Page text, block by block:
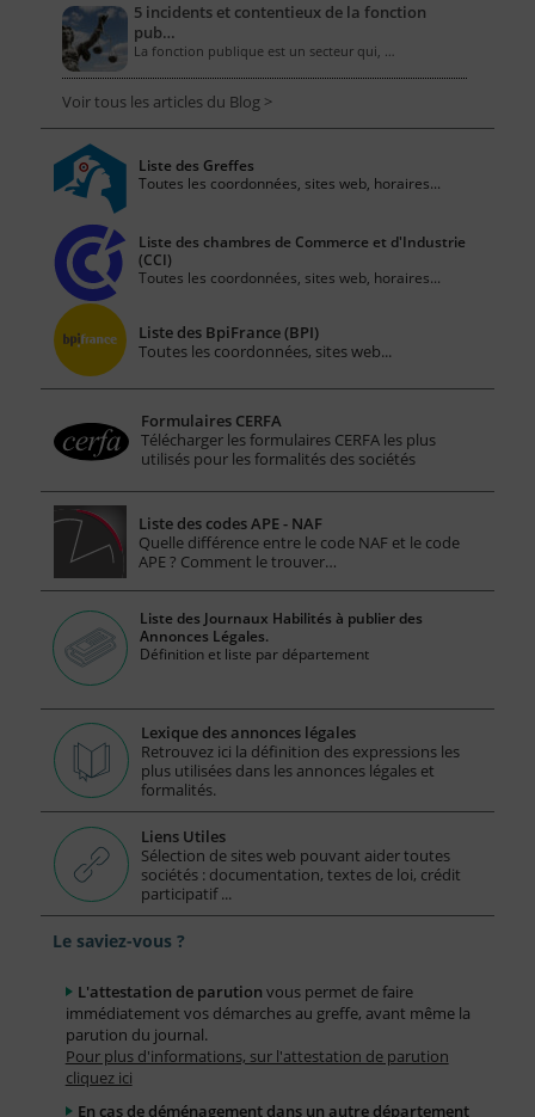
5 incidents et contentieux de la fonction
pub…
La fonction publique est un secteur qui, …
Voir tous les articles du Blog >
Liste des Greffes
Toutes les coordonnées, sites web, horaires...
Liste des chambres de Commerce et d'Industrie
(CCI)
Toutes les coordonnées, sites web, horaires...
Liste des BpiFrance (BPI)
Toutes les coordonnées, sites web...
Formulaires CERFA
Télécharger les formulaires CERFA les plus
utilisés pour les formalités des sociétés
Liste des codes APE - NAF
Quelle différence entre le code NAF et le code
APE ? Comment le trouver…
Liste des Journaux Habilités à publier des
Annonces Légales.
Définition et liste par département
Lexique des annonces légales
Retrouvez ici la définition des expressions les
plus utilisées dans les annonces légales et
formalités.
Liens Utiles
Sélection de sites web pouvant aider toutes
sociétés : documentation, textes de loi, crédit
participatif ...
Le saviez-vous ?
L'attestation de parution vous permet de faire
immédiatement vos démarches au greffe, avant même la
parution du journal.
Pour plus d'informations, sur l'attestation de parution
cliquez ici
En cas de déménagement dans un autre département